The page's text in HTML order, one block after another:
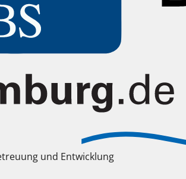
und Entwicklung